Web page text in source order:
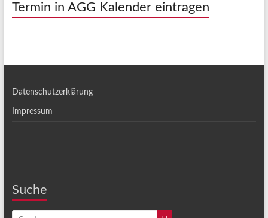
Termin in AGG Kalender eintragen
Datenschutzerklärung
Impressum
Suche